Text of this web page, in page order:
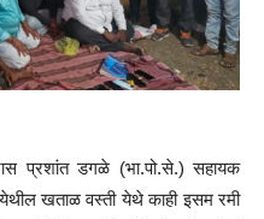
प्रशांत डगळे (भा.पो.से.) सहायक
खताळ वस्ती येथे काही इसम रमी